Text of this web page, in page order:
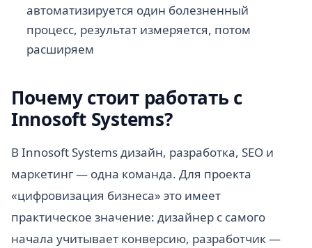
автоматизируется один болезненный
процесс, результат измеряется, потом
расширяем
Почему стоит работать с
Innosoft Systems?
В Innosoft Systems дизайн, разработка, SEO и
маркетинг — одна команда. Для проекта
«цифровизация бизнеса» это имеет
практическое значение: дизайнер с самого
начала учитывает конверсию, разработчик —